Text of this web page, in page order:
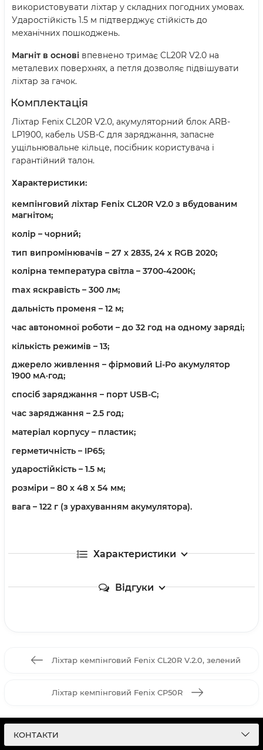
використовувати ліхтар у складних погодних умовах.
Ударостійкість 1.5 м підтверджує стійкість до
механічних пошкоджень.
Магніт в основі впевнено тримає CL20R V2.0 на
металевих поверхнях, а петля дозволяє підвішувати
ліхтар за гачок.
Комплектація
Ліхтар Fenix CL20R V2.0, акумуляторний блок ARB-
LP1900, кабель USB-C для заряджання, запасне
ущільнювальне кільце, посібник користувача і
гарантійний талон.
Характеристики:
кемпінговий ліхтар Fenix CL20R V2.0 з вбудованим
магнітом;
колір – чорний;
тип випромінювачів – 27 х 2835, 24 х RGB 2020;
колірна температура світла – 3700-4200К;
max яскравість – 300 лм;
дальність променя – 12 м;
час автономної роботи – до 32 год на одному заряді;
кількість режимів – 13;
джерело живлення – фірмовий Li-Po акумулятор
1900 мА·год;
спосіб заряджання – порт USB-C;
час заряджання – 2.5 год;
матеріал корпусу – пластик;
герметичність – IP65;
ударостійкість – 1.5 м;
розміри – 80 х 48 х 54 мм;
вага – 122 г (з урахуванням акумулятора).
Характеристики
Відгуки
Ліхтар кемпінговий Fenix CL20R V.2.0, зелений
Ліхтар кемпінговий Fenix CP50R
КОНТАКТИ